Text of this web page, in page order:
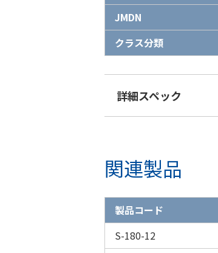
JMDN
クラス分類
詳細スペック
関連製品
製品コード
S-180-12